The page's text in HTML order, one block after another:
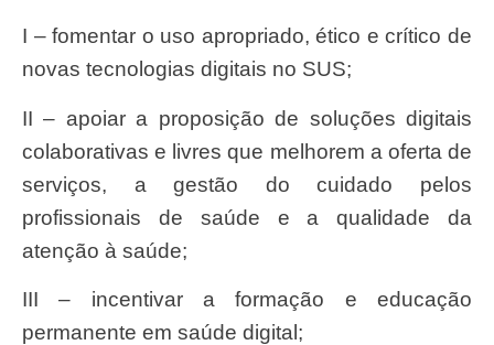
I – fomentar o uso apropriado, ético e crítico de
novas tecnologias digitais no SUS;
II – apoiar a proposição de soluções digitais
colaborativas e livres que melhorem a oferta de
serviços, a gestão do cuidado pelos
profissionais de saúde e a qualidade da
atenção à saúde;
III – incentivar a formação e educação
permanente em saúde digital;